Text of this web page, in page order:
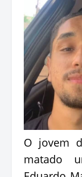
O jovem
matado